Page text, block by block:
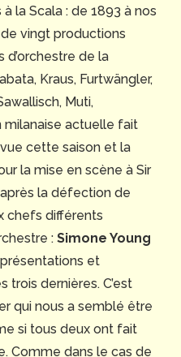
la Scala : de 1893 à nos
vingt productions
de la
Kraus, Furtwängler,
Muti,
milanaise actuelle fait
cette saison et la
la mise en scène à Sir
la défection de
chefs différents
: Simone Young
et
trois dernières. C’est
qui nous a semblé être
si tous deux ont fait
Comme dans le cas de